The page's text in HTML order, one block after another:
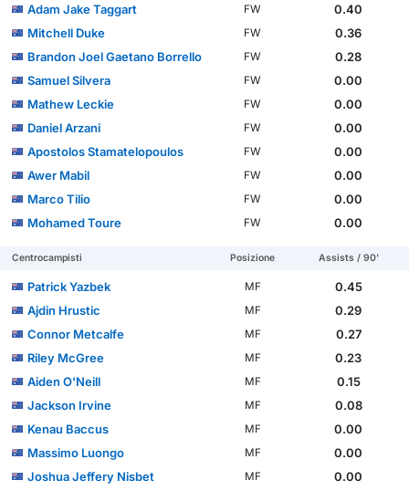
Adam Jake Taggart
FW
0.40
Mitchell Duke
FW
0.36
Brandon Joel Gaetano Borrello
FW
0.28
Samuel Silvera
FW
0.00
Mathew Leckie
FW
0.00
Daniel Arzani
FW
0.00
Apostolos Stamatelopoulos
FW
0.00
Awer Mabil
FW
0.00
Marco Tilio
FW
0.00
Mohamed Toure
FW 0.00
Centrocampisti Posizione Assists / 90'
Patrick Yazbek MF
0.45
Ajdin Hrustic
MF
0.29
Connor Metcalfe
MF
0.27
Riley McGree
MF
0.23
Aiden O'Neill
MF
0.15
Jackson Irvine
MF
0.08
Kenau Baccus
MF
0.00
Massimo Luongo
MF
0.00
Joshua Jeffery Nisbet
MF
0.00